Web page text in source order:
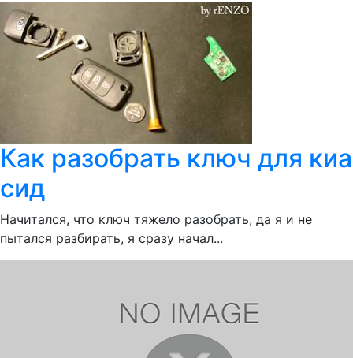
Как разобрать ключ для киа
сид
Начитался, что ключ тяжело разобрать, да я и не
пытался разбирать, я сразу начал...